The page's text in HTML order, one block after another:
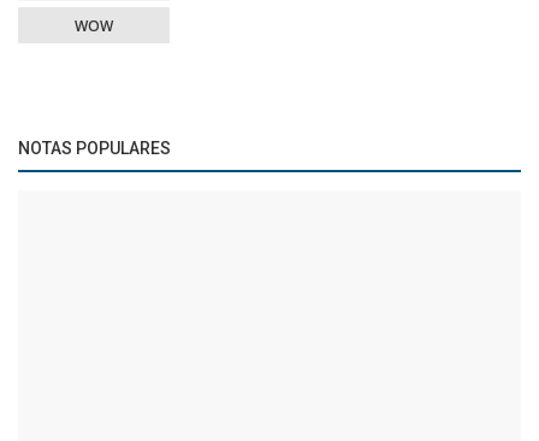
WOW
NOTAS POPULARES